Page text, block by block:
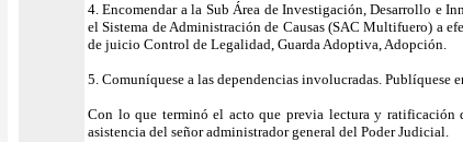
4. Encomendar a la Sub Área de Investigación, Desarrollo e
el Sistema de Administración de Causas (SAC Multifuero) a
de juicio Control de Legalidad, Guarda Adoptiva, Adopción.
5. Comuníquese a las dependencias involucradas.
Con lo que terminó el acto que previa lectura y ratificación
asistencia del señor administrador general del Poder Judicial.